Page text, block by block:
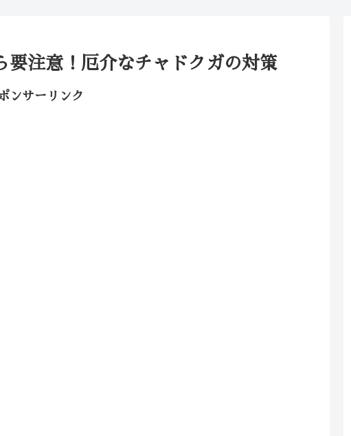
要注意！厄介なチャドクガの対策
ンサーリンク